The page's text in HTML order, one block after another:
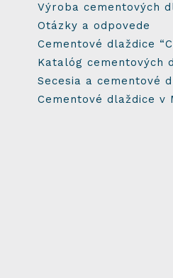
Výroba cementových
Otázky a odpovede
Cementové dlaždice
Katalóg cementových
Secesia a cementové
Cementové dlaždice v